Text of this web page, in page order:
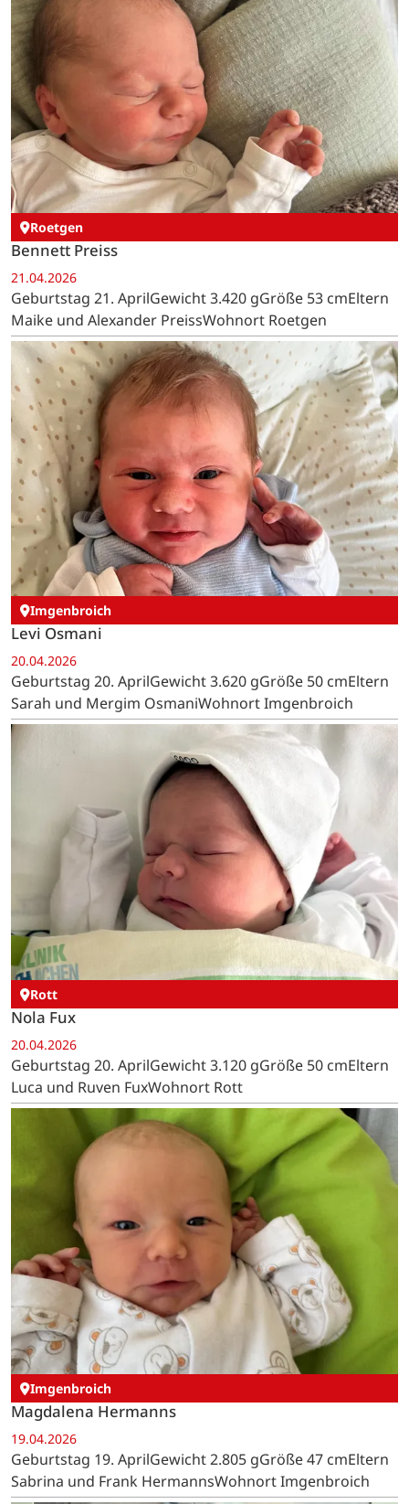
Roetgen
Bennett Preiss
21.04.2026
Geburtstag 21. AprilGewicht 3.420 gGröße 53 cmEltern
Maike und Alexander PreissWohnort Roetgen
Imgenbroich
Levi Osmani
20.04.2026
Geburtstag 20. AprilGewicht 3.620 gGröße 50 cmEltern
Sarah und Mergim OsmaniWohnort Imgenbroich
Rott
Nola Fux
20.04.2026
Geburtstag 20. AprilGewicht 3.120 gGröße 50 cmEltern
Luca und Ruven FuxWohnort Rott
Imgenbroich
Magdalena Hermanns
19.04.2026
Geburtstag 19. AprilGewicht 2.805 gGröße 47 cmEltern
Sabrina und Frank HermannsWohnort Imgenbroich